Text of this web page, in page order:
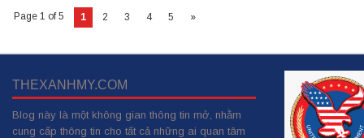
Page 1 of 5 1 2 3 4 5 »
THEXANHMY.COM
Blog này là một không gian thông tin mở, nhằm
cung cấp thông tin cho tất cả những ai quan tâm